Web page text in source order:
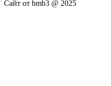
Сайт от bmb3 @ 2025